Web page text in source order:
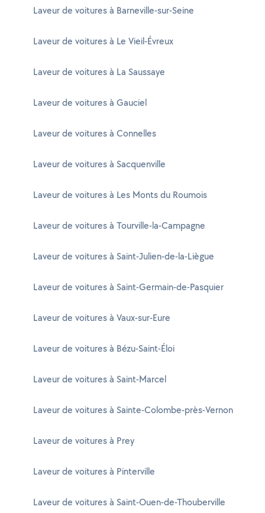
Laveur de voitures à Barneville-sur-Seine
Laveur de voitures à Le Vieil-Évreux
Laveur de voitures à La Saussaye
Laveur de voitures à Gauciel
Laveur de voitures à Connelles
Laveur de voitures à Sacquenville
Laveur de voitures à Les Monts du Roumois
Laveur de voitures à Tourville-la-Campagne
Laveur de voitures à Saint-Julien-de-la-Liègue
Laveur de voitures à Saint-Germain-de-Pasquier
Laveur de voitures à Vaux-sur-Eure
Laveur de voitures à Bézu-Saint-Éloi
Laveur de voitures à Saint-Marcel
Laveur de voitures à Sainte-Colombe-près-Vernon
Laveur de voitures à Prey
Laveur de voitures à Pinterville
Laveur de voitures à Saint-Ouen-de-Thouberville